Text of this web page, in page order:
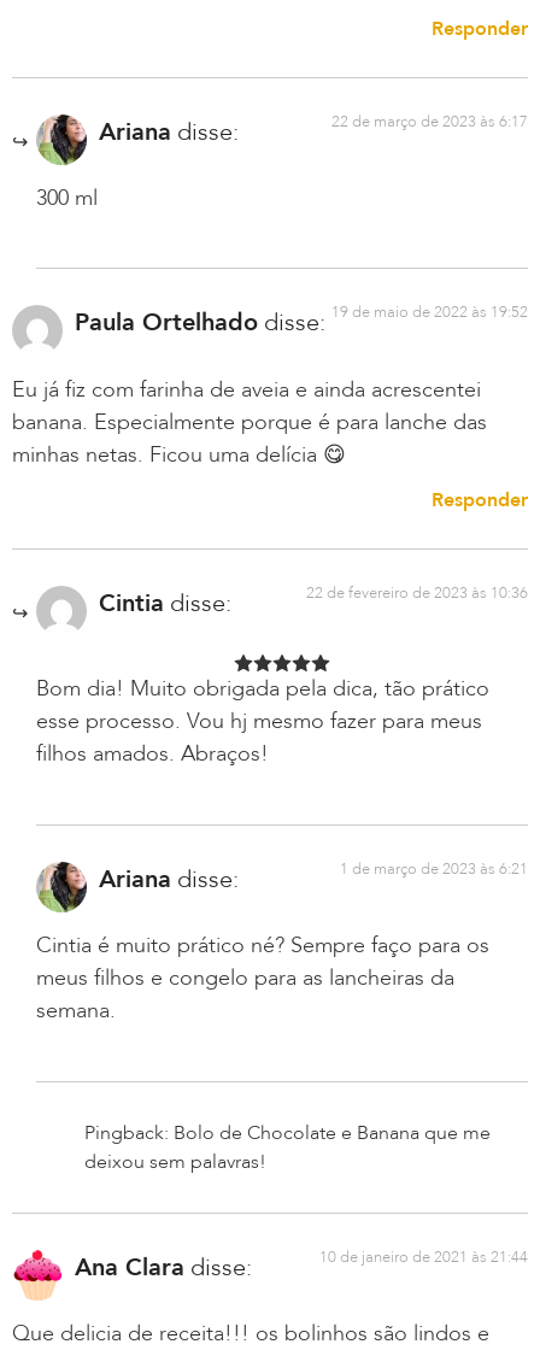
Responder
Ariana disse: 22 de março de 2023 às 6:17
300 ml
Paula Ortelhado disse: 19 de maio de 2022 às 19:52
Eu já fiz com farinha de aveia e ainda acrescentei
banana. Especialmente porque é para lanche das
minhas netas. Ficou uma delícia 😋
Responder
Cintia disse: 22 de fevereiro de 2023 às 10:36
Bom dia! Muito obrigada pela dica, tão prático
esse processo. Vou hj mesmo fazer para meus
filhos amados. Abraços!
Ariana disse: 1 de março de 2023 às 6:21
Cintia é muito prático né? Sempre faço para os
meus filhos e congelo para as lancheiras da
semana.
Pingback: Bolo de Chocolate e Banana que me
deixou sem palavras!
Ana Clara disse: 10 de janeiro de 2021 às 21:44
Que delicia de receita!!! os bolinhos são lindos e